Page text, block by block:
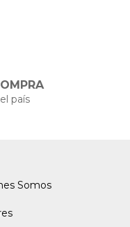
país
Somos